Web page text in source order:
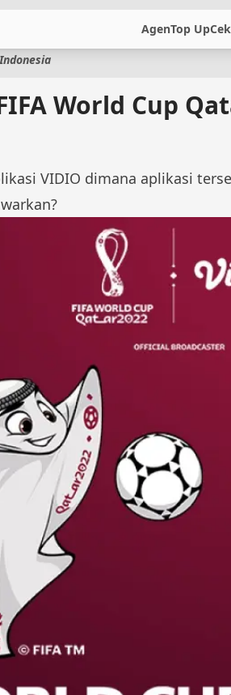
AgenTop Up
World Cup
VIDIO dimana aplikasi